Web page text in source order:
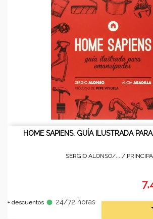
HOME SAPIENS. GUÍA ILUSTRADA
SERGIO ALONSO/... /
+ descuentos fiber_manual_record 24/72 horas